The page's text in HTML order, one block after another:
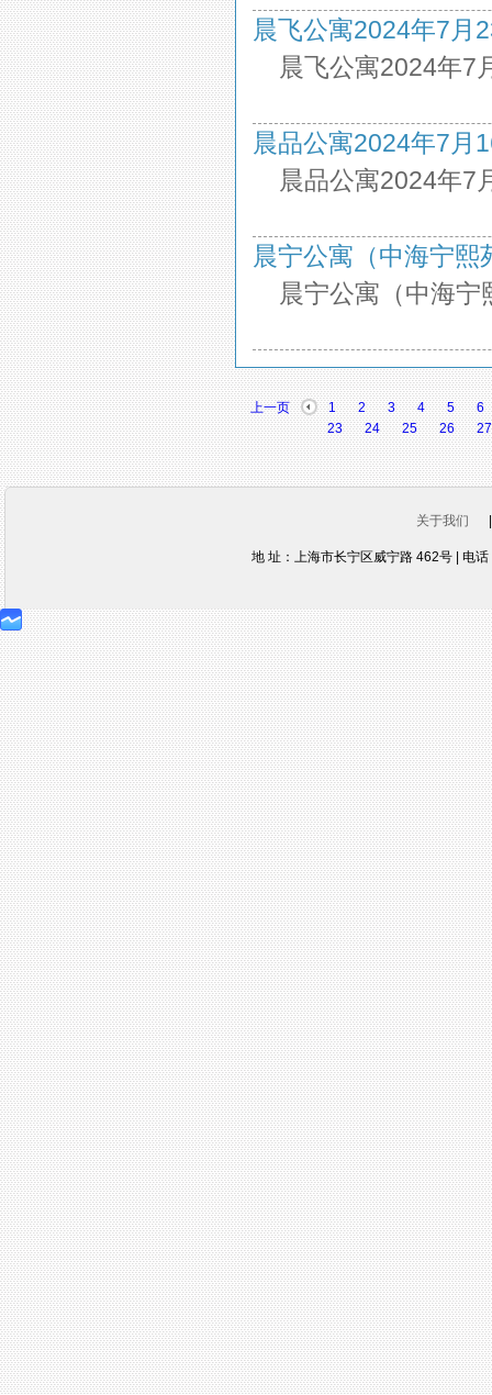
晨飞公寓2024年7月
晨飞公寓2024年7
晨品公寓2024年7月
晨品公寓2024年7
晨宁公寓（中海宁
晨宁公寓（中海
上一页 1 2 3 4 5
6
23
24 25 26 27
关于我们
地 址：上海市长宁区威宁路 462号 | 电